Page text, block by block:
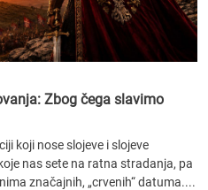
Zbog čega slavimo
koji nose slojeve i slojeve
nas sete na ratna stradanja, pa
značajnih, „crvenih“ datuma....